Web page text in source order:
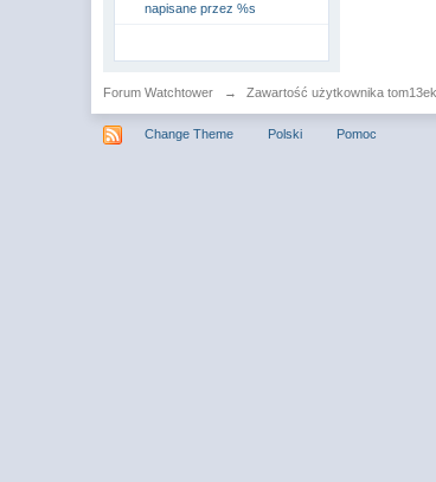
napisane przez %s
Forum Watchtower → Zawartość użytkownika tom13ek
Change Theme Polski Pomoc